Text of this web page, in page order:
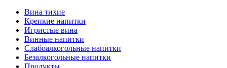
Вина тихие
Крепкие напитки
Игристые вина
Винные напитки
Слабоалкогольные напитки
Безалкогольные напитки
Продукты